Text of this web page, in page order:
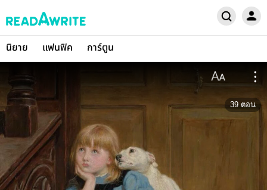
นิยาย แฟนฟิค การ์ตูน
39 ตอน